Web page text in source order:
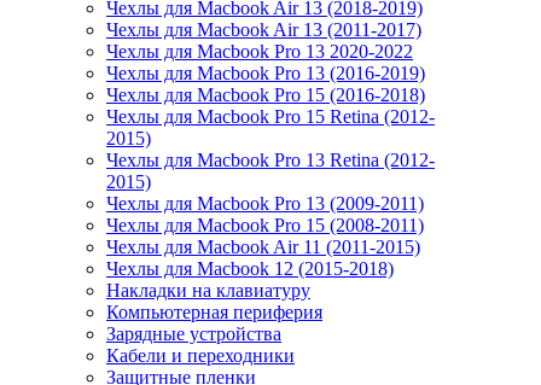
Чехлы для Macbook Air 13 (2018-2019)
Чехлы для Macbook Air 13 (2011-2017)
Чехлы для Macbook Pro 13 2020-2022
Чехлы для Macbook Pro 13 (2016-2019)
Чехлы для Macbook Pro 15 (2016-2018)
Чехлы для Macbook Pro 15 Retina (2012-
2015)
Чехлы для Macbook Pro 13 Retina (2012-
2015)
Чехлы для Macbook Pro 13 (2009-2011)
Чехлы для Macbook Pro 15 (2008-2011)
Чехлы для Macbook Air 11 (2011-2015)
Чехлы для Macbook 12 (2015-2018)
Накладки на клавиатуру
Компьютерная периферия
Зарядные устройства
Кабели и переходники
Защитные пленки